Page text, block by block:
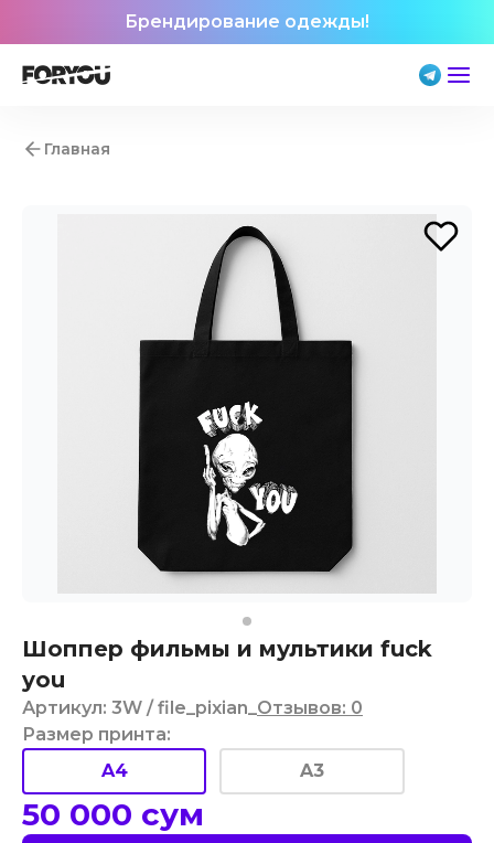
Брендирование одежды!
Главная
Шоппер фильмы и мультики fuck
you
Артикул: 3W / file_pixian_Отзывов: 0
Размер принта:
A4
A3
50 000 сум